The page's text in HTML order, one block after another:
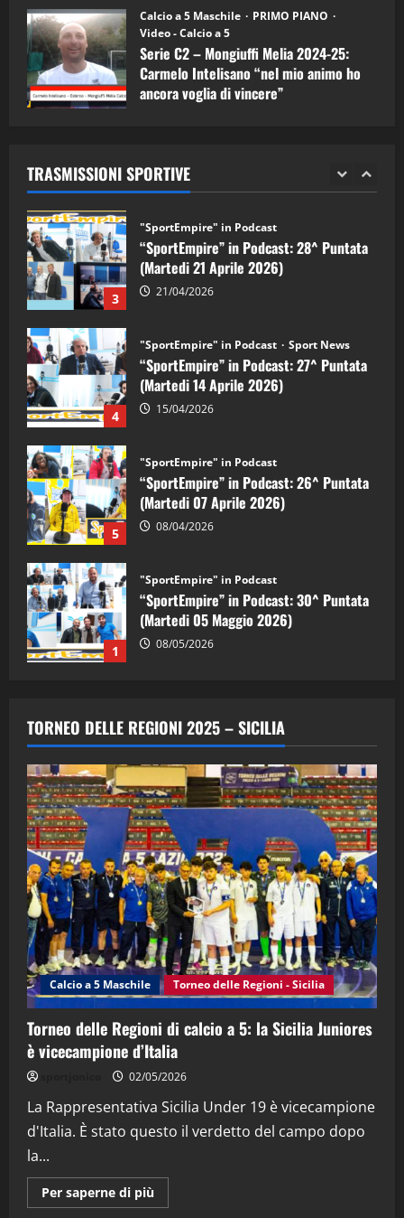
Calcio a 5 Maschile
PRIMO PIANO
Video - Calcio a 5
Serie C2 – Mongiuffi Melia 2024-25:
Carmelo Intelisano “nel mio animo ho
ancora voglia di vincere”
TRASMISSIONI SPORTIVE
2
"SportEmpire" in Podcast
“SportEmpire” in Podcast: 29^ Puntata
(Martedi 28 Aprile 2026)
28/04/2026
3
“SportEmpire” in Podcast: 28^ Puntata
(Martedi 21 Aprile 2026)
4
"SportEmpire" in Podcast
“SportEmpire” in Podcast: 27^ Puntata
5
"SportEmpire" in Podcast
“SportEmpire” in Podcast: 26^ Puntata
1
"SportEmpire" in Podcast
“SportEmpire” in Podcast: 30^ Puntata
"SportEmpire" in Podcast Sport News
“SportEmpire” in Podcast: 29^ Puntata
3
"SportEmpire" in Podcast
“SportEmpire” in Podcast: 28^ Puntata
(Martedi 21 Aprile 2026)
21/04/2026
4
"SportEmpire" in Podcast Sport News
“SportEmpire” in Podcast: 27^ Puntata
(Martedi 14 Aprile 2026)
15/04/2026
5
"SportEmpire" in Podcast
“SportEmpire” in Podcast: 26^ Puntata
(Martedi 07 Aprile 2026)
08/04/2026
TORNEO DELLE REGIONI 2025 – SICILIA
Calcio a 5 Maschile Torneo delle Regioni - Sicilia
Torneo delle Regioni di calcio a 5: la Sicilia Juniores
è vicecampione d’Italia
02/05/2026
La Rappresentativa Sicilia Under 19 è vicecampione
d'Italia. È stato questo il verdetto del campo dopo
la...
Per saperne di più
informazioni